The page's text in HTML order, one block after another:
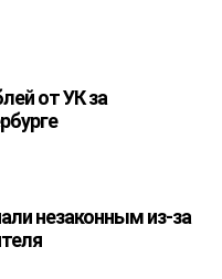
от УК за
незаконным из-за